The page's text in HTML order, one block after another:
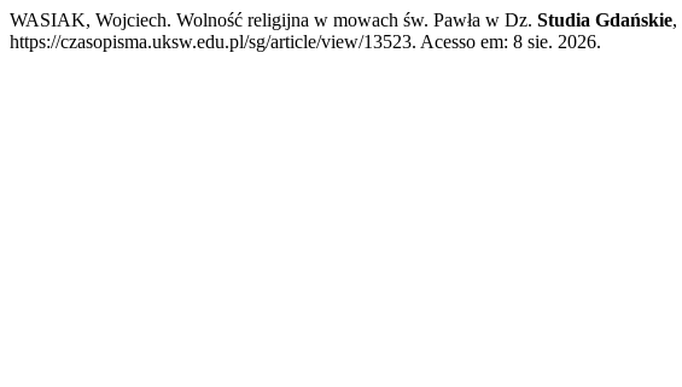
WASIAK, Wojciech. Wolność religijna w mowach św. Pawła w Dz. Studia Gdańskie,
https://czasopisma.uksw.edu.pl/sg/article/view/13523. Acesso em: 8 sie. 2026.